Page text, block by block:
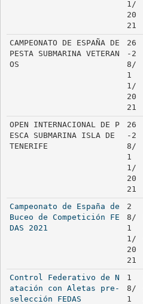
1/
20
21
CAMPEONATO DE ESPAÑA DE
PESTA SUBMARINA VETERAN
OS
26
-2
8/
1
1/
20
21
OPEN INTERNACIONAL DE P
ESCA SUBMARINA ISLA DE
TENERIFE
26
-2
8/
1
1/
20
21
Campeonato de España de
Buceo de Competición FE
DAS 2021
2
8/
1
1/
20
21
Control Federativo de N
atación con Aletas pre-
selección FEDAS
1
8/
1